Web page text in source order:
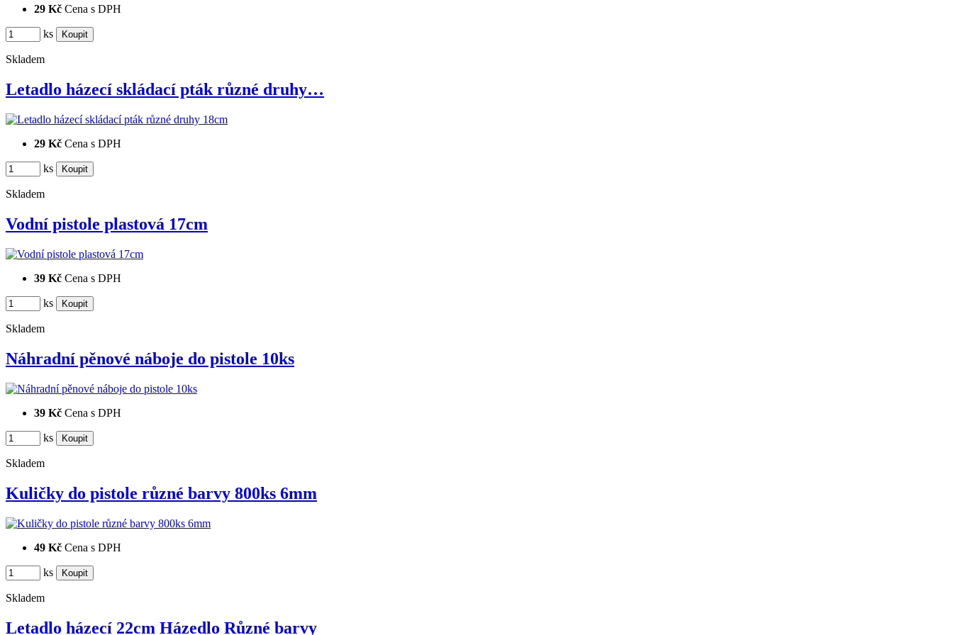
29 Kč Cena s DPH
ks
Skladem
Letadlo házecí skládací pták různé druhy…
29 Kč Cena s DPH
ks
Skladem
Vodní pistole plastová 17cm
39 Kč Cena s DPH
ks
Skladem
Náhradní pěnové náboje do pistole 10ks
39 Kč Cena s DPH
ks
Skladem
Kuličky do pistole různé barvy 800ks 6mm
49 Kč Cena s DPH
ks
Skladem
Letadlo házecí 22cm Házedlo Různé barvy